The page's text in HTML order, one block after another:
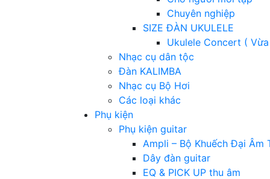
Chuyên nghiệp
SIZE ĐÀN UKULELE
Ukulele Concert ( Vừa
Nhạc cụ dân tộc
Đàn KALIMBA
Nhạc cụ Bộ Hơi
Các loại khác
Phụ kiện
Phụ kiện guitar
Ampli – Bộ Khuếch Đại Âm
Dây đàn guitar
EQ & PICK UP thu âm